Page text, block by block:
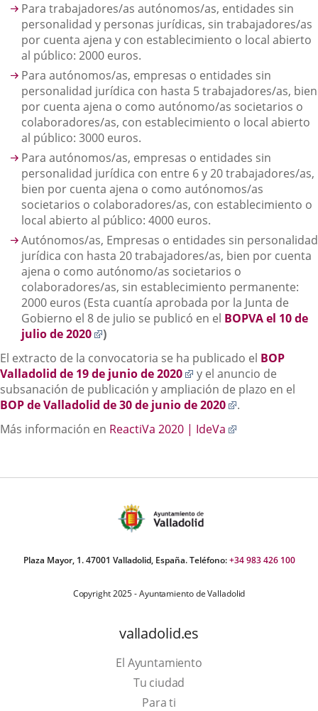
Para trabajadores/as autónomos/as, entidades sin
personalidad y personas jurídicas, sin trabajadores/as
por cuenta ajena y con establecimiento o local abierto
al público: 2000 euros.
Para autónomos/as, empresas o entidades sin
personalidad jurídica con hasta 5 trabajadores/as, bien
por cuenta ajena o como autónomo/as societarios o
colaboradores/as, con establecimiento o local abierto
al público: 3000 euros.
Para autónomos/as, empresas o entidades sin
personalidad jurídica con entre 6 y 20 trabajadores/as,
bien por cuenta ajena o como autónomos/as
societarios o colaboradores/as, con establecimiento o
local abierto al público: 4000 euros.
Autónomos/as, Empresas o entidades sin personalidad
jurídica con hasta 20 trabajadores/as, bien por cuenta
ajena o como autónomo/as societarios o
colaboradores/as, sin establecimiento permanente:
2000 euros (Esta cuantía aprobada por la Junta de
Gobierno el 8 de julio se publicó en el BOPVA el 10 de
julio de 2020
Enlace
una
aplicación
externa.
)
El extracto de la convocatoria se ha publicado el BOP
Valladolid de 19 de junio de 2020
Enlace
a
una
externa.
y el anuncio de
subsanación de publicación y ampliación de plazo en el
BOP de Valladolid de 30 de junio de 2020
Enlace
.
Más información en ReactiVa 2020 | IdeVa
aplicación
Plaza Mayor, 1. 47001 Valladolid, España. Teléfono:+34 983 426 100
Copyright 2025 - Ayuntamiento de Valladolid
valladolid.es
El Ayuntamiento
Tu ciudad
Para ti